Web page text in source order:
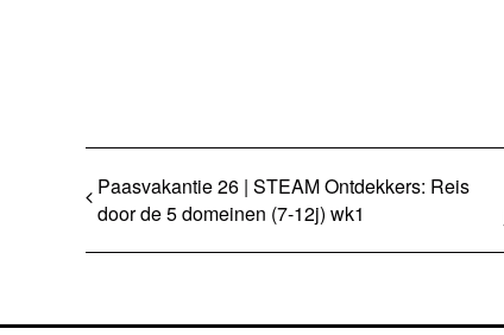
Paasvakantie 26 | STEAM Ontdekkers: Reis
door de 5 domeinen (7-12j) wk1